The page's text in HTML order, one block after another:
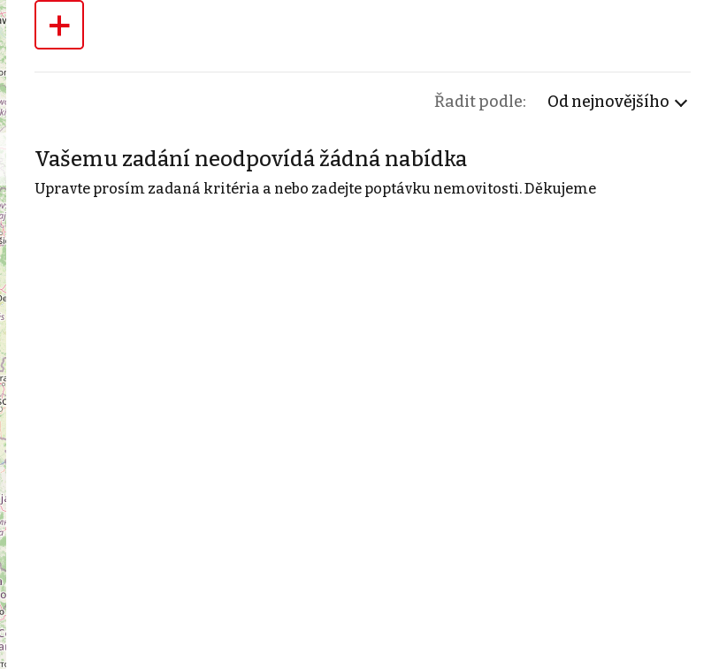
+
Řadit podle: Od nejnovějšího
Vašemu zadání neodpovídá žádná nabídka
Upravte prosím zadaná kritéria a nebo zadejte poptávku nemovitosti. Děkujeme